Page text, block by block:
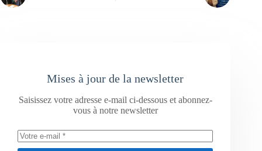
Mises à jour de la newsletter
Saisissez votre adresse e-mail ci-dessous et abonnez-
vous à notre newsletter